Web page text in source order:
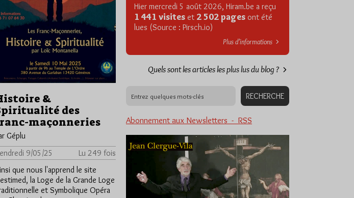
&
des
maçonneries
Géplu
9/05/25
Lu 249 fois
que nous l'apprend le site
la Loge de la Grande Loge
et Symbolique Opéra
Hier mercredi 5 août 2026, Hiram.be a reçu
1 441 visites et 2 502 pages ont été
lues (Source : Pirsch.io)
Plus d’informations
Quels sont les articles les plus lus du blog ?
Abonnement aux Newsletters - RSS